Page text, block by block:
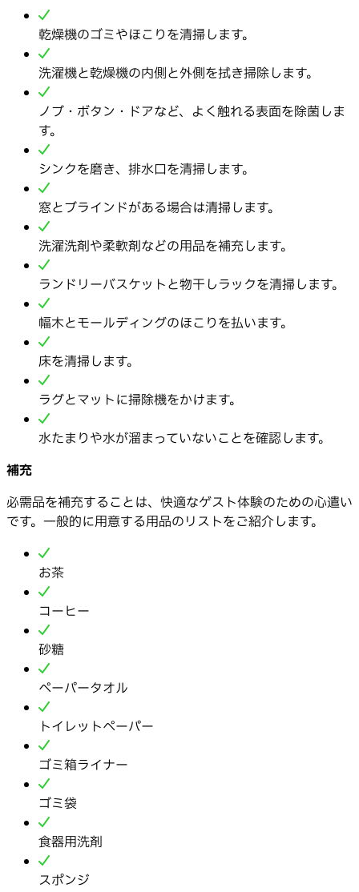
乾燥機のゴミやほこりを清掃します。
洗濯機と乾燥機の内側と外側を拭き掃除します。
ノブ・ボタン・ドアなど、よく触れる表面を除菌しま
す。
シンクを磨き、排水口を清掃します。
窓とブラインドがある場合は清掃します。
洗濯洗剤や柔軟剤などの用品を補充します。
ランドリーバスケットと物干しラックを清掃します。
幅木とモールディングのほこりを払います。
床を清掃します。
ラグとマットに掃除機をかけます。
水たまりや水が溜まっていないことを確認します。
補充
必需品を補充することは、快適なゲスト体験のための心遣い
です。一般的に用意する用品のリストをご紹介します。
お茶
コーヒー
砂糖
ペーパータオル
トイレットペーパー
ゴミ箱ライナー
ゴミ袋
食器用洗剤
スポンジ